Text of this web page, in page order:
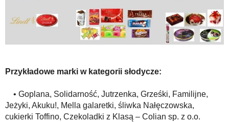
Przykładowe marki w kategorii słodycze:
• Goplana, Solidarność, Jutrzenka, Grześki, Familijne,
Jeżyki, Akuku!, Mella galaretki, śliwka Nałęczowska,
cukierki Toffino, Czekoladki z Klasą – Colian sp. z o.o.